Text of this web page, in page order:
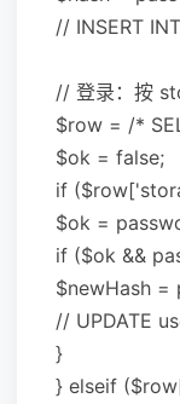
// INSERT
// 登录：按
$row = /*
$ok = false;
if
$ok =
if ($ok &&
$newHash =
// UPDATE
}
} elseif